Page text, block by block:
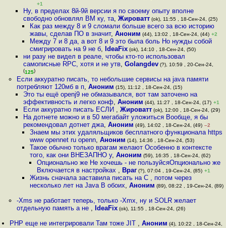
+1
Ну, в пределах 8й-9й версии я по своему опыту вполне
свободно обновлял ВМ ку, та, Жироватт(ok), 11:55 , 18-Сен-24, (25)
Как раз между 8 и 9 сломали больше всего за всю историю
жавы, сделав ПО в значит,Аноним (44), 13:02 , 18-Сен-24, (44) +2
Между 7 и 8 да, а вот 8 и 9 это была боль Но нужды собой
смигрировать на 9 не б, IdeaFix (ok), 14:10 , 18-Сен-24, (50)
ни разу не видел в реале, чтобы кто-то использовал
самописные RPC, хотя и не утв, Golangdev(?), 10:59 , 20-Сен-24,
(125)
Если аккуратно писать, то небольшие сервисы на java памяти
потребляют 120мб в п, Аноним (15), 11:12 , 18-Сен-24, (15)
Это ты ещё openj9 не обмазывался, вот там заточено на
эффективность и легко конф, Аноним (44), 11:27 , 18-Сен-24, (17) +1
Если аккуратно писать ЕСЛИ , Жироватт(ok), 12:00 , 18-Сен-24, (29)
На дотнете можно и в 50 мегабайт уложиться Вообще, я бы
рекомендовал дотнет джа, Аноним (49), 14:02 , 18-Сен-24, (49) –2
Знаем мы этих удаляльщиков бесплатного функционала https
www opennet ru openn,Аноним (14), 14:36 , 18-Сен-24, (53)
Такое обычно только врагам желают Особенно в контексте
того, как они ВНЕЗАПНО у,Аноним (59), 16:35 , 18-Сен-24, (62)
Опционально же Не хочешь - не пользуйсяОпционально же
Включается в настройках , Враг(?), 07:04 , 19-Сен-24, (85) +1
Жизнь сначала заставила писать на C , потом через
несколько лет на Java В обоих,Аноним (89), 08:22 , 19-Сен-24, (89)
-Xms не работает теперь, только -Xmx, ну и SOLR желает
отдельную память а не , IdeaFix(ok), 11:55 , 18-Сен-24, (26)
PHP еще не интегрировали Там тоже JIT ,Аноним (4), 10:22 , 18-Сен-24,